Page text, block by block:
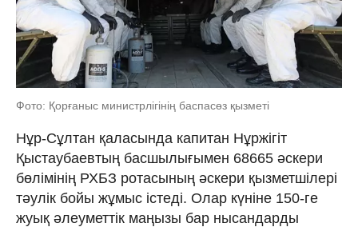
Фото: Қорғаныс министрлігінің баспасөз қызметі
Нұр-Сұлтан қаласында капитан Нұржігіт
Қыстаубаевтың басшылығымен 68665 әскери
бөлімінің РХБЗ ротасының әскери қызметшілері
тәулік бойы жұмыс істеді. Олар күніне 150-ге
жуық әлеуметтік маңызы бар нысандарды